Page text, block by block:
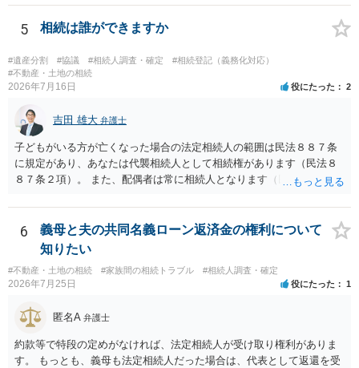
ますか。 →本人が自由に決められますので、どこが妥当とは言えない
です。客観的な基準もありません。 ・できれば穏やかに、分割を拒否
ないということでしょうか。遺言で、受取を指定されててもいらない
と拒否することはできます。理由を説明する必要はありません。
5 相続は誰ができますか
#遺産分割 #協議 #相続人調査・確定
#相続登記（義務化対応）
#不動産・土地の相続
2026年7月16日 役にたった 2
吉田 雄大 弁護士
子どもがいる方が亡くなった場合の法定相続人の範囲は民法８８７条
に規定があり、あなたは代襲相続人として相続権があります（民法８
８７条２項）。 また、配偶者は常に相続人となります（民法８９０
も相続権があります。つまり、孫５人に加えて「おじ又はおば」にも
相続権がある可能性があります。
6
義母と夫の共同名義ローン返済金の権利について
知りたい
#不動産・土地の相続 #家族間の相続トラブル #相続人調査・確定
2026年7月25日 役にたった 1
匿名A 弁護士
約款等で特段の定めがなければ、法定相続人が受け取り権利がありま
す。 もっとも、義母も法定相続人だった場合は、代表として返還を受